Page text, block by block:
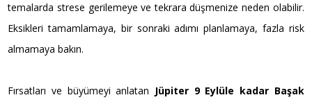
temalarda strese gerilemeye ve tekrara düşmenize neden olabilir.
Eksikleri tamamlamaya, bir sonraki adımı planlamaya, fazla risk
almamaya bakın.
Fırsatları ve büyümeyi anlatan Jüpiter 9 Eylüle kadar Başak